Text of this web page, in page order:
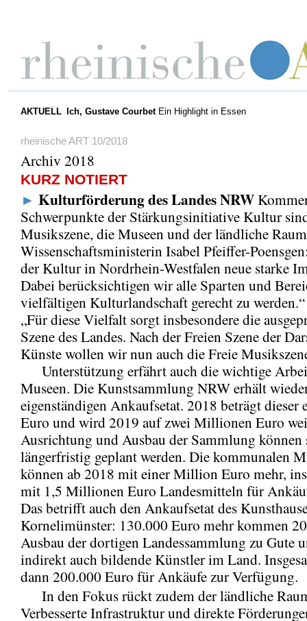
AKTUELL Ich, Gustave CourbetEin Highlight in Essen
rheinische ART 10/2018
Archiv 2018
KURZ NOTIERT
► Kulturförderung des Landes NRW
Schwerpunkte der Stärkungsinitiative Kultur
Musikszene, die Museen und der ländliche
Wissenschaftsministerin Isabel Pfeiffer-
der Kultur in Nordrhein-Westfalen neue starke
Dabei berücksichtigen wir alle Sparten und
vielfältigen Kulturlandschaft gerecht zu
„Für diese Vielfalt sorgt insbesondere die
Szene des Landes. Nach der Freien Szene der
Künste wollen wir nun auch die Freie
Unterstützung erfährt auch die wichtige
Museen. Die Kunstsammlung NRW erhält
eigenständigen Ankaufsetat. 2018 beträgt
Euro und wird 2019 auf zwei Millionen Euro
Ausrichtung und Ausbau der Sammlung können
längerfristig geplant werden. Die kommunalen
können ab 2018 mit einer Million Euro mehr,
mit 1,5 Millionen Euro Landesmitteln für
Das betrifft auch den Ankaufsetat des
Kornelimünster: 130.000 Euro mehr kommen
Ausbau der dortigen Landessammlung zu Gute
indirekt auch bildende Künstler im Land.
dann 200.000 Euro für Ankäufe zur Verfügung.
In den Fokus rückt zudem der ländliche
Verbesserte Infrastruktur und direkte